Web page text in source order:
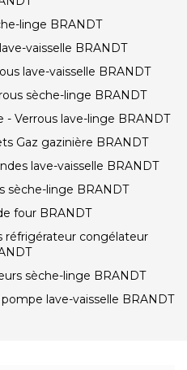
linge BRANDT
vaisselle BRANDT
lave-vaisselle BRANDT
sèche-linge BRANDT
Verrous lave-linge BRANDT
Gaz gazinière BRANDT
lave-vaisselle BRANDT
sèche-linge BRANDT
four BRANDT
réfrigérateur congélateur
sèche-linge BRANDT
lave-vaisselle BRANDT